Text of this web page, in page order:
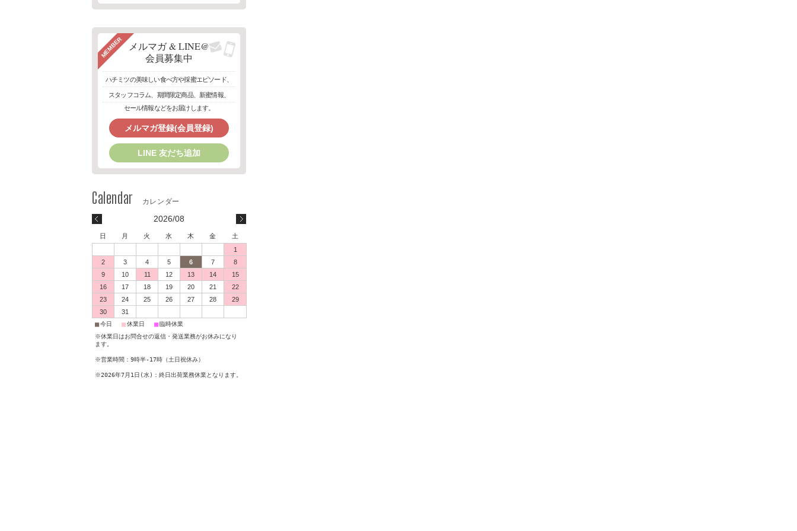
MEMBER
メルマガ & LINE@
会員募集中
ハチミツの美味しい食べ方や採蜜エピソード、
スタッフコラム、期間限定商品、新蜜情報、
セール情報などをお届けします。
メルマガ登録(会員登録)
LINE 友だち追加
2026/08
日 月 火 水 木 金
土
1
2
3 4 5 6 7
8
9
10 11 12 13 14
15
16
17 18 19 20 21
22
23
24 25 26 27 28
29
30
31
■今日 ■休業日 ■臨時休業
※休業日はお問合せの返信・発送業務がお休みになり
ます。
※営業時間：9時半-17時（土日祝休み）
※2026年7月1日(水)：終日出荷業務休業となります。